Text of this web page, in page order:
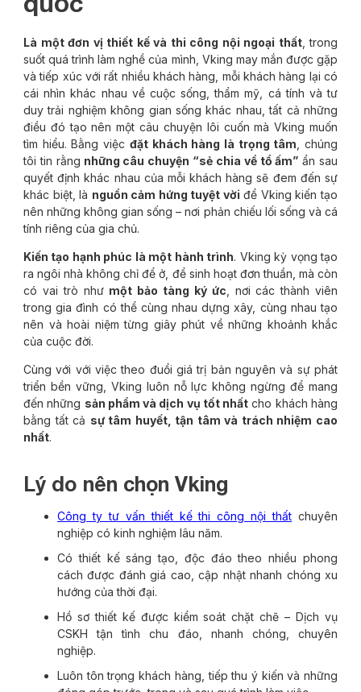
Là một đơn vị thiết kế và thi công nội ngoại thất, trong
suốt quá trình làm nghề của mình, Vking may mắn được gặp
và tiếp xúc với rất nhiều khách hàng, mỗi khách hàng lại có
cái nhìn khác nhau về cuộc sống, thẩm mỹ, cá tính và tư
duy trải nghiệm không gian sống khác nhau, tất cả những
điều đó tạo nên một câu chuyện lôi cuốn mà Vking muốn
tìm hiểu. Bằng việc đặt khách hàng là trọng tâm , chúng
tôi tin rằng những câu chuyện “sẻ chia về tổ ấm” ẩn sau
quyết định khác nhau của mỗi khách hàng sẽ đem đến sự
khác biệt, là nguồn cảm hứng tuyệt vời để Vking kiến tạo
nên những không gian sống – nơi phản chiếu lối sống và cá
tính riêng của gia chủ.
Kiến tạo hạnh phúc là một hành trình. Vking kỳ vọng tạo
ra ngôi nhà không chỉ để ở, để sinh hoạt đơn thuần, mà còn
có vai trò như một bảo tàng ký ức , nơi các thành viên
trong gia đình có thể cùng nhau dựng xây, cùng nhau tạo
nên và hoài niệm từng giây phút về những khoảnh khắc
của cuộc đời.
Cùng với với việc theo đuổi giá trị bản nguyên và sự phát
triển bền vững, Vking luôn nỗ lực không ngừng để mang
đến những sản phẩm và dịch vụ tốt nhất cho khách hàng
bằng tất cả sự tâm huyết, tận tâm và trách nhiệm cao
nhất.
Lý do nên chọn Vking
Công ty tư vấn thiết kế thi công nội thất chuyên
nghiệp có kinh nghiệm lâu năm.
Có thiết kế sáng tạo, độc đáo theo nhiều phong
cách được đánh giá cao, cập nhật nhanh chóng xu
hướng của thời đại.
Hồ sơ thiết kế được kiểm soát chặt chẽ – Dịch vụ
CSKH tận tình chu đáo, nhanh chóng, chuyên
nghiệp.
Luôn tôn trọng khách hàng, tiếp thu ý kiến và những